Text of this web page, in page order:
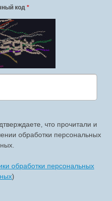
код *
что прочитали и
обработки персональных
обработки персональных
)